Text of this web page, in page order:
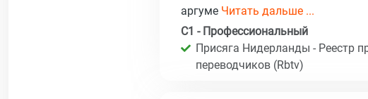
аргуме Читать дальше ...
C1 - Профессиональный
Присяга Нидерланды - Реестр
переводчиков (Rbtv)